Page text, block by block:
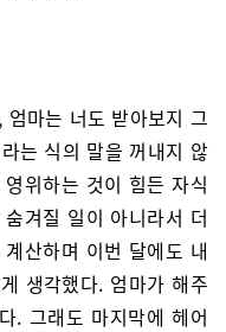
마는 너도 받아보지 그
는 식의 말을 꺼내지 않
위하는 것이 힘든 자식
겨질 일이 아니라서 더
산하며 이번 달에도 내
생각했다. 엄마가 해주
. 그래도 마지막에 헤어